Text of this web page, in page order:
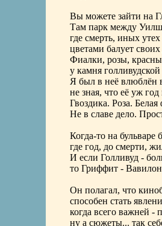
Вы можете зайти на
Там парк между
где смерть, иных утех
цветами балует своих
Фиалки, розы,
у камня
Я был в неё влюблён
не зная, что её уж год
Гвоздика. Роза. Белая
Не в славе дело.
Когда-то на бульваре
где год, до смерти,
И если Голливуд -
то Гриффит -
Он полагал, что
способен стать
когда всего важней -
ну а сюжеты... так